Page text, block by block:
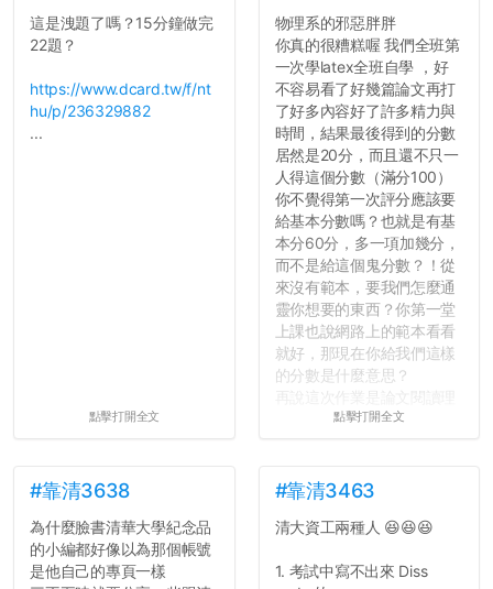
這是洩題了嗎？15分鐘做完
22題？
https://www.dcard.tw/f/nt
hu/p/236329882
...
點擊打開全文
物理系的邪惡胖胖
你真的很糟糕喔 我們全班第
一次學latex全班自學 ，好
不容易看了好幾篇論文再打
了好多內容好了許多精力與
時間，結果最後得到的分數
居然是20分，而且還不只一
人得這個分數（滿分100）
你不覺得第一次評分應該要
給基本分數嗎？也就是有基
本分60分，多一項加幾分，
而不是給這個鬼分數？！從
來沒有範本，要我們怎麼通
靈你想要的東西？你第一堂
上課也說網路上的範本看看
就好，那現在你給我們這樣
的分數是什麼意思？
再說這次作業是論文閱讀理
解與評論，既然已經寫下實
對論文的評論10分？！...
點擊打開全文
#靠清3638
為什麼臉書清華大學紀念品
的小編都好像以為那個帳號
是他自己的專頁一樣
#靠清3463
清大資工兩種人 😆😆😆
1. 考試中寫不出來 Diss